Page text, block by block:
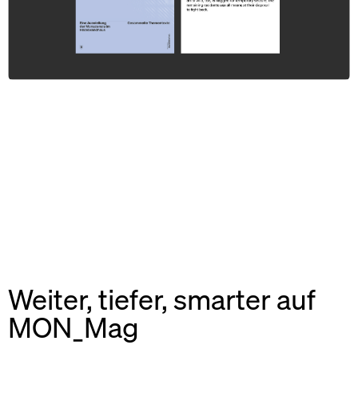
Weiter, tiefer, smarter auf
MON_Mag